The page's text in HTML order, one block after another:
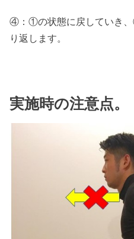
④：①の状態に戻していき
り返します。
実施時の注意点。